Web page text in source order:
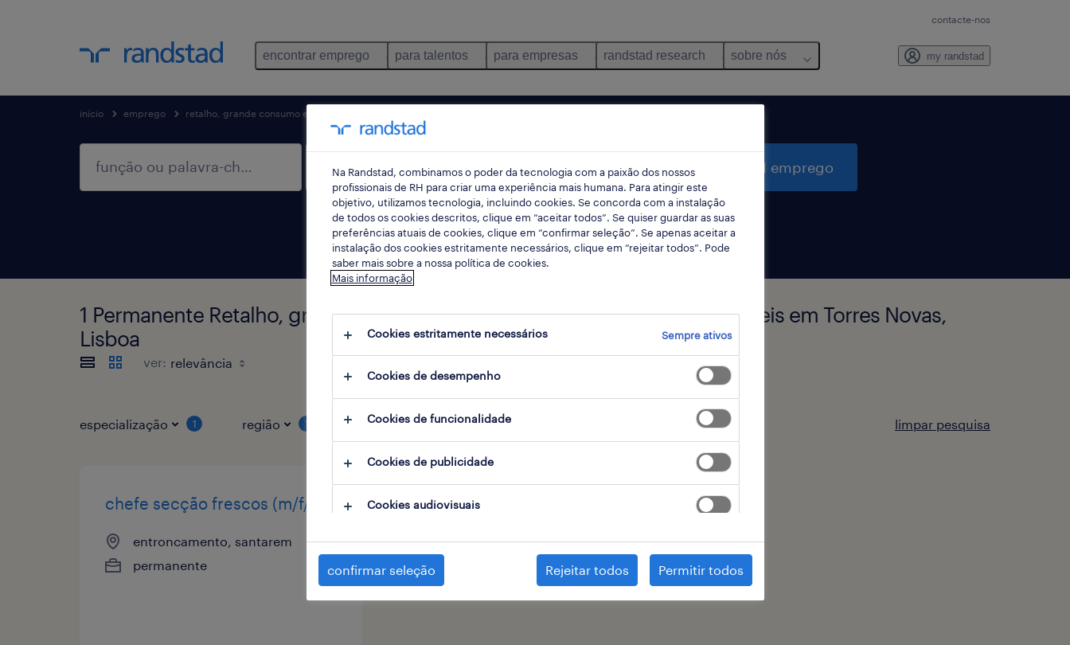
contacte-nos
encontrar emprego para talentos para empresas randstad research sobre nós my randstad
início emprego retalho, grande consumo e distribuição
pesquisar 1 emprego
1 Permanente Retalho, grande consumo e distribuição empregos disponíveis em Torres Novas,
Lisboa
ver:
especialização 1 região 1 tipo de contrato 1 limpar pesquisa
chefe secção frescos (m/f/x)
entroncamento, santarem
permanente
Na Randstad, combinamos o poder da tecnologia com a paixão dos nossos
profissionais de RH para criar uma experiência mais humana. Para atingir este
objetivo, utilizamos tecnologia, incluindo cookies. Se concorda com a instalação
de todos os cookies descritos, clique em “aceitar todos”. Se quiser guardar as suas
preferências atuais de cookies, clique em “confirmar seleção”. Se apenas aceitar a
instalação dos cookies estritamente necessários, clique em “rejeitar todos”. Pode
saber mais sobre a nossa política de cookies.
Mais informação
Cookies estritamente necessários Sempre ativos
Cookies de desempenho
Cookies de funcionalidade
Cookies de publicidade
Cookies audiovisuais
confirmar seleção Rejeitar todos Permitir todos